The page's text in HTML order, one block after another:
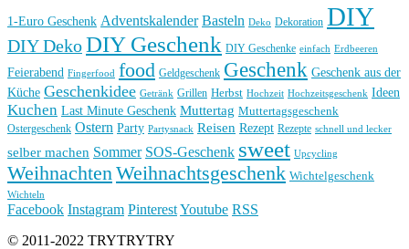
1-Euro Geschenk Adventskalender Basteln Deko Dekoration DIY
DIY DekoDIY Geschenk DIY Geschenke einfach Erdbeeren
Feierabend Fingerfood food Geldgeschenk Geschenk Geschenk aus der
Küche Geschenkidee Getränk Grillen Herbst Hochzeit Hochzeitsgeschenk Ideen
Kuchen Last Minute Geschenk Muttertag Muttertagsgeschenk
Ostergeschenk Ostern Party Partysnack Reisen Rezept Rezepte schnell und lecker
selber machen Sommer SOS-Geschenk sweet Upcycling
Weihnachten Weihnachtsgeschenk Wichtelgeschenk
Wichteln
Facebook Instagram PinterestYoutube RSS
© 2011-2022 TRYTRYTRY